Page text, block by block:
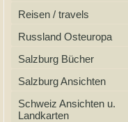
Reisen / travels
Russland Osteuropa
Salzburg Bücher
Salzburg Ansichten
Schweiz Ansichten u.
Landkarten